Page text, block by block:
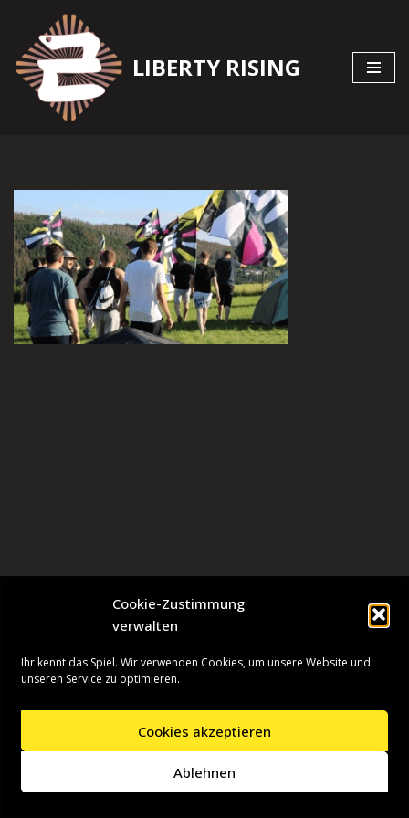
Cookie-Zustimmung
verwalten
Ihr kennt das Spiel. Wir verwenden Cookies, um unsere Website und
unseren Service zu optimieren.
Cookies akzeptieren
Ablehnen
Zum
Inhalt
springen
LIBERTY RISING
| Präsentiert vonWordPress
Presseinformationen